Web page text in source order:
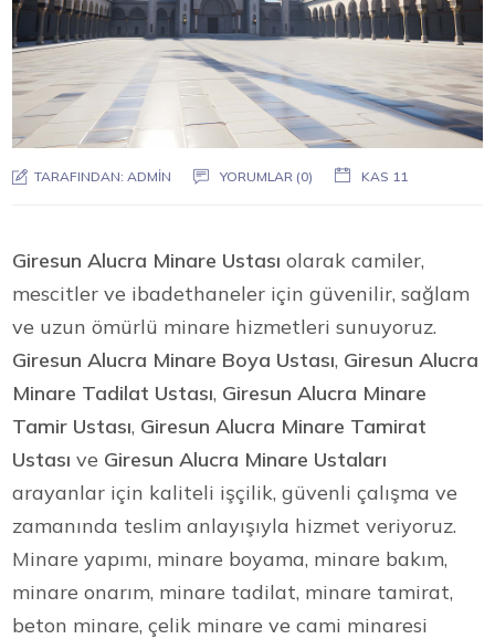
TARAFINDAN: ADMIN YORUMLAR (0) KAS 11
Giresun Alucra Minare Ustası olarak camiler,
mescitler ve ibadethaneler için güvenilir, sağlam
ve uzun ömürlü minare hizmetleri sunuyoruz.
Giresun Alucra Minare Boya Ustası, Giresun Alucra
Minare Tadilat Ustası, Giresun Alucra Minare
Tamir Ustası, Giresun Alucra Minare Tamirat
Ustası ve Giresun Alucra Minare Ustaları
arayanlar için kaliteli işçilik, güvenli çalışma ve
zamanında teslim anlayışıyla hizmet veriyoruz.
Minare yapımı, minare boyama, minare bakım,
minare onarım, minare tadilat, minare tamirat,
beton minare, çelik minare ve cami minaresi